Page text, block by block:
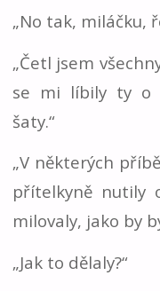
„No tak, miláčku,
„Četl jsem
se mi líbily ty o
šaty.“
„V některých
přítelkyně nutily
milovaly, jako by
„Jak to dělaly?“